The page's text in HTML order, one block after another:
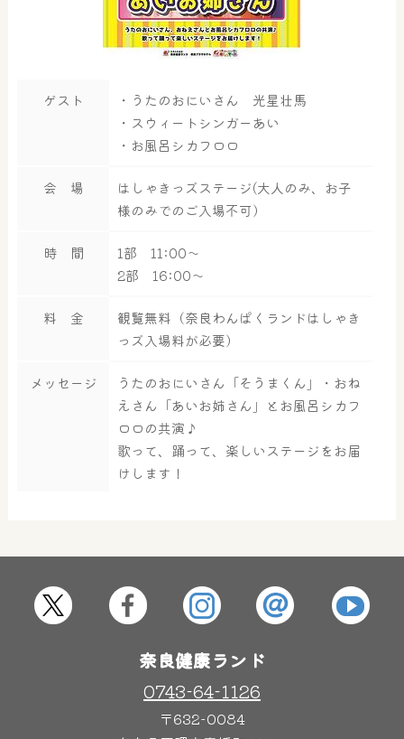
大浴場 サウナ・岩盤浴
屋内レジャープール
奈良わんぱくランド
ボディケア
ゲスト
・うたのおにいさん 光星壮馬
・スウィートシンガーあい
・お風呂シカフロロ
会 場
はしゃきっズステージ(大人のみ、お子
様のみでのご入場不可）
時 間
1部 11:00～
2部 16:00～
料 金
観覧無料（奈良わんぱくランドはしゃき
っズ入場料が必要）
メッセージ
うたのおにいさん「そうまくん」・おね
えさん「あいお姉さん」とお風呂シカフ
ロロの共演♪
歌って、踊って、楽しいステージをお届
けします！
奈良健康ランド
0743-64-1126
〒632-0084